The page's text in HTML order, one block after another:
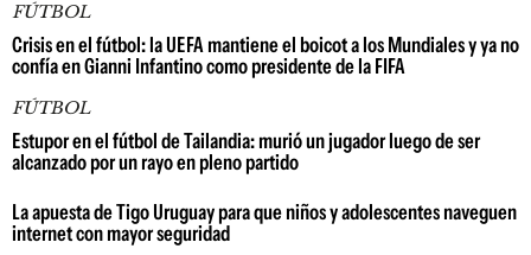
FÚTBOL
Crisis en el fútbol: la UEFA mantiene el boicot a los Mundiales y ya no
confía en Gianni Infantino como presidente de la FIFA
FÚTBOL
Estupor en el fútbol de Tailandia: murió un jugador luego de ser
alcanzado por un rayo en pleno partido
La apuesta de Tigo Uruguay para que niños y adolescentes naveguen
internet con mayor seguridad